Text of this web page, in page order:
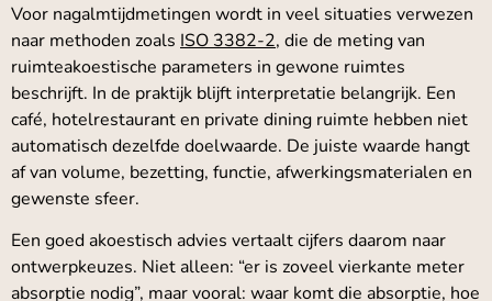
Voor nagalmtijdmetingen wordt in veel situaties verwezen
naar methoden zoals ISO 3382-2, die de meting van
ruimteakoestische parameters in gewone ruimtes
beschrijft. In de praktijk blijft interpretatie belangrijk. Een
café, hotelrestaurant en private dining ruimte hebben niet
automatisch dezelfde doelwaarde. De juiste waarde hangt
af van volume, bezetting, functie, afwerkingsmaterialen en
gewenste sfeer.
Een goed akoestisch advies vertaalt cijfers daarom naar
ontwerpkeuzes. Niet alleen: “er is zoveel vierkante meter
absorptie nodig”, maar vooral: waar komt die absorptie, hoe